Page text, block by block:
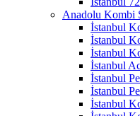
Anadolu Kombi
İstanbul
İstanbul
İstanbul
İstanbul
İstanbul
İstanbul
İstanbul